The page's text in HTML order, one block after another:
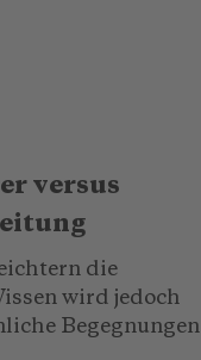
versus
die
wird jedoch
Begegnungen